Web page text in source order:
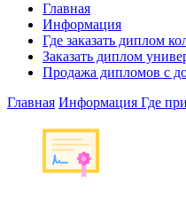
Главная
Информация
Где заказать диплом
Заказать диплом
Продажа дипломов с
Главная Информация Где